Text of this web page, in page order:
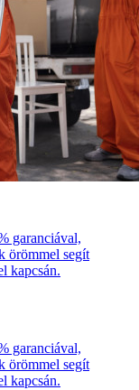
garanciával,
örömmel segít
kapcsán.
garanciával,
örömmel segít
kapcsán.